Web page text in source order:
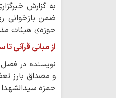
به گزارش
ضمن بازخوانی
حوزه‌ی هیئات
از مبانی قرآنی
نویسنده در فصل
و مصداق بارز
حمزه